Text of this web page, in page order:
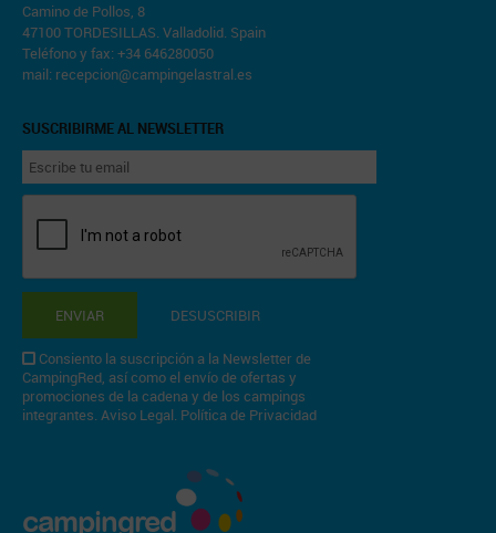
Camino de Pollos, 8
47100 TORDESILLAS. Valladolid. Spain
Teléfono y fax: +34 646280050
mail: recepcion@campingelastral.es
SUSCRIBIRME AL NEWSLETTER
ENVIAR DESUSCRIBIR
Consiento la suscripción a la Newsletter de
CampingRed, así como el envío de ofertas y
promociones de la cadena y de los campings
integrantes. Aviso Legal. Política de Privacidad
campingred